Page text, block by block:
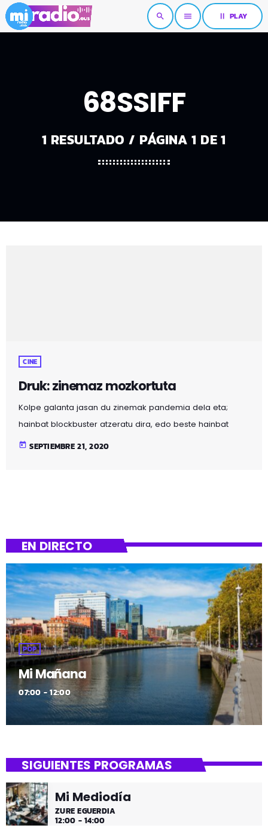
search menu pause PLAY
68SSIFF
1 RESULTADO / PÁGINA 1 DE 1
CINE
Druk: zinemaz mozkortuta
Kolpe galanta jasan du zinemak pandemia dela eta;
hainbat blockbuster atzeratu dira, edo beste hainbat
streaming bidez estreinatu dituzte. Baina, zinemaldi
albistea argitara atera zuen momentutik 2020 zinema
Hollywoodeko izarrak […]
today SEPTIEMBRE 21, 2020
EN DIRECTO
POP
Mi Mañana
07:00 - 12:00
SIGUIENTES PROGRAMAS
Mi Mediodía
ZURE EGUERDIA
12:00 - 14:00